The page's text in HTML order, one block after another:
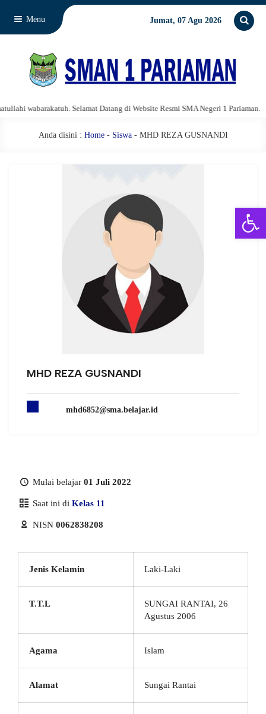
Menu Jumat, 07 Agu 2026
wabarakatuh. Selamat Datang di Website Resmi SMA Negeri 1 Pariaman.
Anda disini : Home- Siswa- MHD REZA GUSNANDI
MHD REZA GUSNANDI
mhd6852@sma.belajar.id
Mulai belajar 01 Juli 2022
Saat ini di Kelas 11
NISN 0062838208
Jenis Kelamin Laki-Laki
T.T.L
SUNGAI RANTAI, 26
Agustus 2006
Agama Islam
Alamat Sungai Rantai